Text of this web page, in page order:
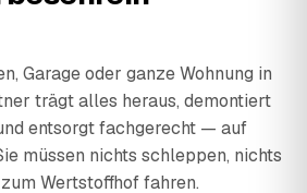
Garage oder ganze Wohnung in
trägt alles heraus, demontiert
entsorgt fachgerecht — auf
müssen nichts schleppen, nichts
Wertstoffhof fahren.